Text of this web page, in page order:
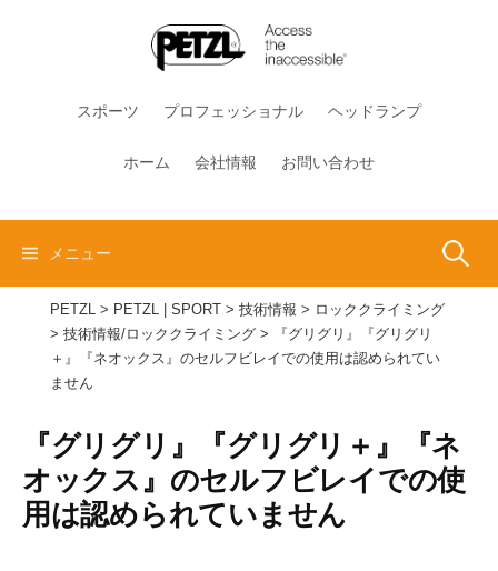
スポーツ プロフェッショナル ヘッドランプ
ホーム 会社情報 お問い合わせ
メニュー 検
索:
PETZL > PETZL | SPORT > 技術情報 > ロッククライミング
> 技術情報/ロッククライミング >
『グリグリ』『グリグリ
＋』『ネオックス』のセルフビレイでの使用は認められてい
ません
『グリグリ』『グリグリ＋』『ネ
オックス』のセルフビレイでの使
用は認められていません